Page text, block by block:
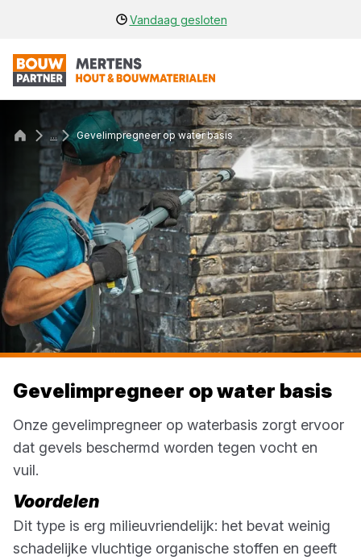
Vandaag gesloten
... Gevelimpregneer op water basis
Gevelimpregneer op water basis
Onze gevelimpregneer op waterbasis zorgt ervoor
dat gevels beschermd worden tegen vocht en
vuil.
Voordelen
Dit type is erg milieuvriendelijk: het bevat weinig
schadelijke vluchtige organische stoffen en geeft